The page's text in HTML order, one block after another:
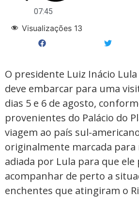
07:45
Visualizações 13
O presidente Luiz Inácio Lula
deve embarcar para uma
dias 5 e 6 de agosto,
provenientes do Palácio do
viagem ao país sul-
originalmente marcada para
adiada por Lula para que ele
acompanhar de perto a
enchentes que atingiram o